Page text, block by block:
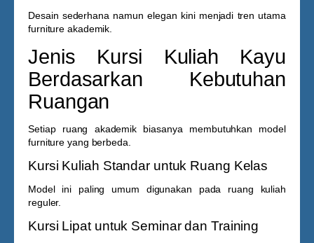
Desain sederhana namun elegan kini menjadi tren utama
furniture akademik.
Jenis Kursi Kuliah Kayu
Berdasarkan Kebutuhan
Ruangan
Setiap ruang akademik biasanya membutuhkan model
furniture yang berbeda.
Kursi Kuliah Standar untuk Ruang Kelas
Model ini paling umum digunakan pada ruang kuliah
reguler.
Kursi Lipat untuk Seminar dan Training